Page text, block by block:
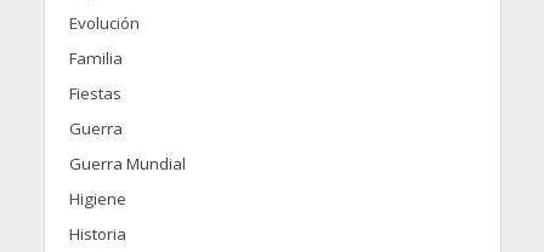
Evolución
Familia
Fiestas
Guerra
Guerra Mundial
Higiene
Historia